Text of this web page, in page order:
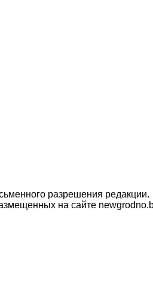
разрешения редакции.
на сайте